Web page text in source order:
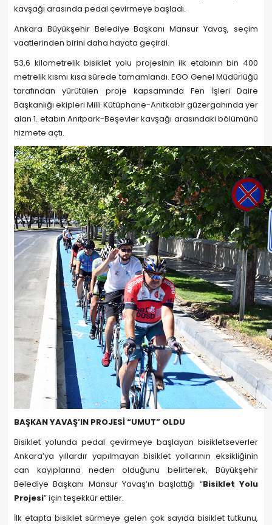
kavşağı arasında pedal çevirmeye başladı.
Ankara Büyükşehir Belediye Başkanı Mansur Yavaş, seçim
vaatlerinden birini daha hayata geçirdi.
53,6 kilometrelik bisiklet yolu projesinin ilk etabının bin 400
metrelik kısmı kısa sürede tamamlandı. EGO Genel Müdürlüğü
tarafından yürütülen proje kapsamında Fen İşleri Daire
Başkanlığı ekipleri Milli Kütüphane-Anıtkabir güzergahında yer
alan 1. etabın Anıtpark-Beşevler kavşağı arasındaki bölümünü
hizmete açtı.
BAŞKAN YAVAŞ’IN PROJESİ “UMUT” OLDU
Bisiklet yolunda pedal çevirmeye başlayan bisikletseverler
Ankara’ya yıllardır yapılmayan bisiklet yollarının eksikliğinin
can kayıplarına neden olduğunu belirterek, Büyükşehir
Belediye Başkanı Mansur Yavaş’ın başlattığı “Bisiklet Yolu
Projesi” için teşekkür ettiler.
İlk etapta bisiklet sürmeye gelen çok sayıda bisiklet tutkunu,